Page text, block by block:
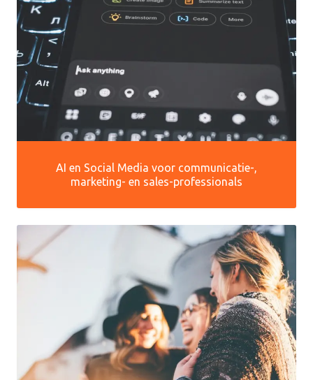
AI en Social Media voor communicatie-,
marketing- en sales-professionals